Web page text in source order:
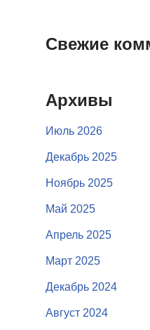
Свежие
Архивы
Июль 2026
Декабрь 2025
Ноябрь 2025
Май 2025
Апрель 2025
Март 2025
Декабрь 2024
Август 2024